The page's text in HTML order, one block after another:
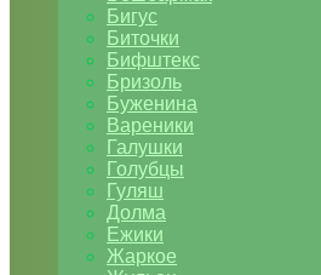
Бигус
Биточки
Бифштекс
Бризоль
Буженина
Вареники
Галушки
Голубцы
Гуляш
Долма
Ежики
Жаркое